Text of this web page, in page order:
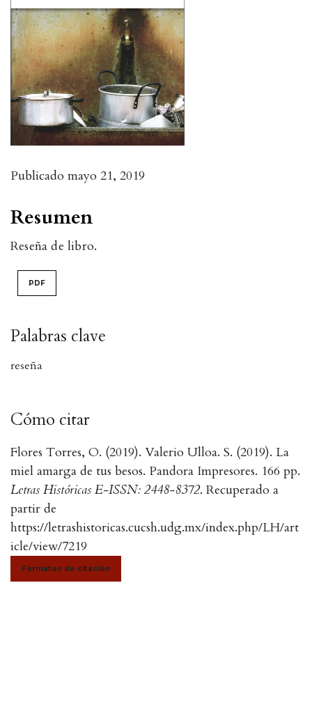
Publicado mayo 21, 2019
Palabras clave
reseña
Cómo citar
Flores Torres, O. (2019). Valerio Ulloa. S. (2019). La
miel amarga de tus besos. Pandora Impresores. 166 pp.
Letras Históricas E-ISSN: 2448-8372. Recuperado a
partir de
https://letrashistoricas.cucsh.udg.mx/index.php/LH/art
icle/view/7219
Formatos de citación
Resumen
Reseña de libro.
PDF